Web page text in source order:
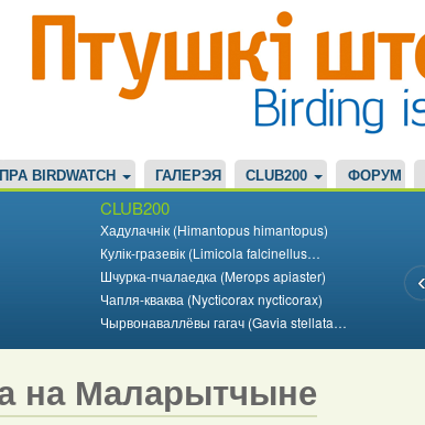
ПРА BIRDWATCH ГАЛЕРЭЯ CLUB200 ФОРУМ
CLUB200
Хадулачнік (Himantopus himantopus)
Кулік-гразевік (Limicola falcinellus…
Шчурка-пчалаедка (Merops apiaster)
Чапля-кваква (Nycticorax nycticorax)
Чырвонаваллёвы гагач (Gavia stellata…
на Маларытчыне